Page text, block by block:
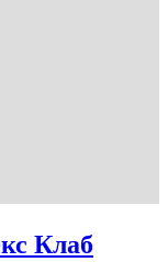
Клаб